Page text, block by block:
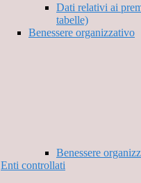
Dati relativi ai
tabelle)
Benessere organizzativo
Benessere
Enti controllati